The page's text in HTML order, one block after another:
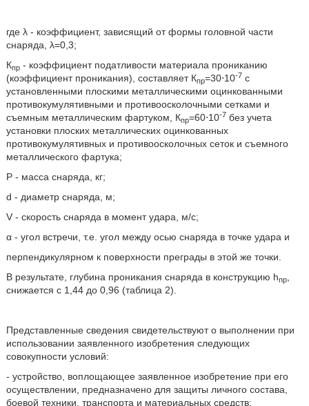
где λ - коэффициент, зависящий от формы головной части
снаряда, λ=0,3;
Кпр- коэффициент податливости материала прониканию
(коэффициент проникания), составляет Кпр=30⋅10-7 с
установленными плоскими металлическими оцинкованными
противокумулятивными и противоосколочными сетками и
съемным металлическим фартуком, Кпр=60⋅10-7 без учета
установки плоских металлических оцинкованных
противокумулятивных и противоосколочных сеток и съемного
металлического фартука;
Р - масса снаряда, кг;
d - диаметр снаряда, м;
V - скорость снаряда в момент удара, м/с;
α - угол встречи, т.е. угол между осью снаряда в точке удара и
перпендикулярном к поверхности преграды в этой же точки.
В результате, глубина проникания снаряда в конструкцию hnp,
снижается с 1,44 до 0,96 (таблица 2).
Представленные сведения свидетельствуют о выполнении при
использовании заявленного изобретения следующих
совокупности условий:
- устройство, воплощающее заявленное изобретение при его
осуществлении, предназначено для защиты личного состава,
боевой техники, транспорта и материальных средств;